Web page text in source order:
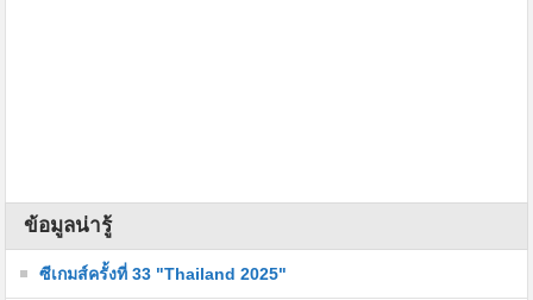
ข้อมูลน่ารู้
ซีเกมส์ครั้งที่ 33 "Thailand 2025"